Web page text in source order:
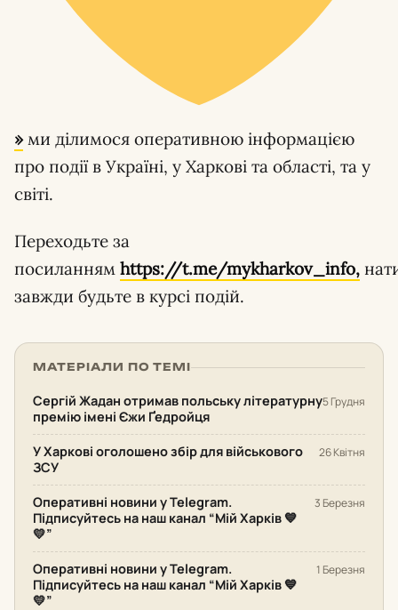
» ми ділимося оперативною інформацією
про події в Україні, у Харкові та області, та у
світі.
Переходьте за
посиланням https://t.me/mykharkov_info,
завжди будьте в курсі подій.
МАТЕРІАЛИ ПО ТЕМІ
Сергій Жадан отримав польську літературну
премію імені Єжи Ґедройця
5 Грудня
У Харкові оголошено збір для військового
ЗСУ
26 Квітня
Оперативні новини у Telegram.
Підписуйтесь на наш канал “Мій Харків 💙
💛”
3 Березня
Оперативні новини у Telegram.
Підписуйтесь на наш канал “Мій Харків 💙
💛”
1 Березня